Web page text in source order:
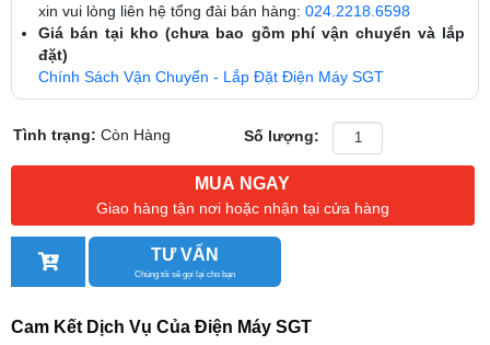
xin vui lòng liên hệ tổng đài bán hàng: 024.2218.6598
Giá bán tại kho (chưa bao gồm phí vận chuyển và lắp
đặt)
Chính Sách Vận Chuyển - Lắp Đặt Điện Máy SGT
Tình trạng:Còn Hàng Số lượng:
MUA NGAY
Giao hàng tận nơi hoặc nhận tại cửa hàng
TƯ VẤN
Chúng tôi sẽ gọi lại cho bạn
Cam Kết Dịch Vụ Của Điện Máy SGT